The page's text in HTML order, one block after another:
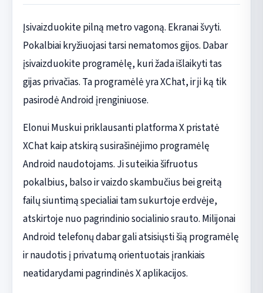
Įsivaizduokite pilną metro vagoną. Ekranai švyti.
Pokalbiai kryžiuojasi tarsi nematomos gijos. Dabar
įsivaizduokite programėlę, kuri žada išlaikyti tas
gijas privačias. Ta programėlė yra XChat, ir ji ką tik
pasirodė Android įrenginiuose.
Elonui Muskui priklausanti platforma X pristatė
XChat kaip atskirą susirašinėjimo programėlę
Android naudotojams. Ji suteikia šifruotus
pokalbius, balso ir vaizdo skambučius bei greitą
failų siuntimą specialiai tam sukurtoje erdvėje,
atskirtoje nuo pagrindinio socialinio srauto. Milijonai
Android telefonų dabar gali atsisiųsti šią programėlę
ir naudotis į privatumą orientuotais įrankiais
neatidarydami pagrindinės X aplikacijos.